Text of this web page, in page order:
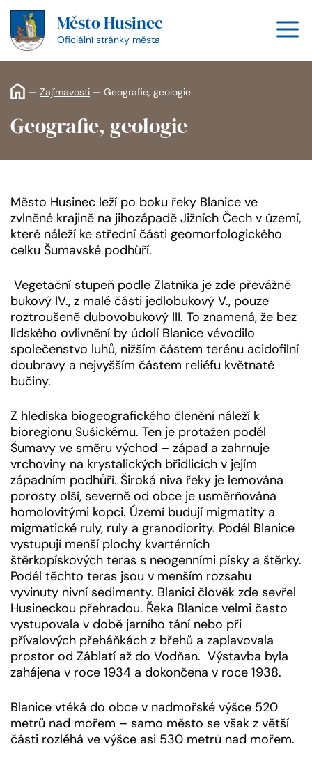
Přeskočit
obsah
Město Husinec
Oficiální stránky města
— Zajímavosti — Geografie, geologie
Geografie, geologie
Město Husinec leží po boku řeky Blanice ve
zvlněné krajině na jihozápadě Jižních Čech v území,
které náleží ke střední části geomorfologického
celku Šumavské podhůří.
Vegetační stupeň podle Zlatníka je zde převážně
bukový IV., z malé části jedlobukový V., pouze
roztroušeně dubovobukový III. To znamená, že bez
lidského ovlivnění by údolí Blanice vévodilo
společenstvo luhů, nižším částem terénu acidofilní
doubravy a nejvyšším částem reliéfu květnaté
bučiny.
Z hlediska biogeografického členění náleží k
bioregionu Sušickému. Ten je protažen podél
Šumavy ve směru východ – západ a zahrnuje
vrchoviny na krystalických břidlicích v jejím
západním podhůří. Široká niva řeky je lemována
porosty olší, severně od obce je usměrňována
homolovitými kopci. Území budují migmatity a
migmatické ruly, ruly a granodiority. Podél Blanice
vystupují menší plochy kvartérních
štěrkopískových teras s neogenními písky a štěrky.
Podél těchto teras jsou v menším rozsahu
vyvinuty nivní sedimenty. Blanici člověk zde sevřel
Husineckou přehradou. Řeka Blanice velmi často
vystupovala v době jarního tání nebo při
přívalových přeháňkách z břehů a zaplavovala
prostor od Záblatí až do Vodňan. Výstavba byla
zahájena v roce 1934 a dokončena v roce 1938.
Blanice vtéká do obce v nadmořské výšce 520
metrů nad mořem – samo město se však z větší
části rozléhá ve výšce asi 530 metrů nad mořem.